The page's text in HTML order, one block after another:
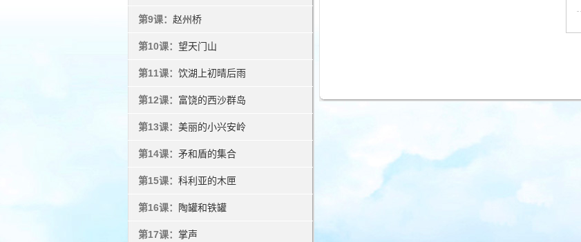
第9课： 赵州桥
第10课： 望天门山
第11课： 饮湖上初晴后雨
第12课： 富饶的西沙群岛
第13课： 美丽的小兴安岭
第14课： 矛和盾的集合
第15课： 科利亚的木匣
第16课： 陶罐和铁罐
第17课： 掌声